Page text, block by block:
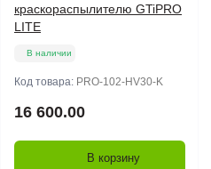
краскораспылителю GTiPRO
LITE
В наличии
Код товара: PRO-102-HV30-K
16 600.00
В корзину